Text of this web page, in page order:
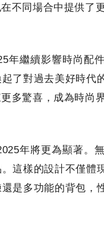
不同場合中提供了
年繼續影響時尚配
了對過去美好時代
多驚喜，成為時尚
年將更為顯著。
這樣的設計不僅體
是多功能的背包，